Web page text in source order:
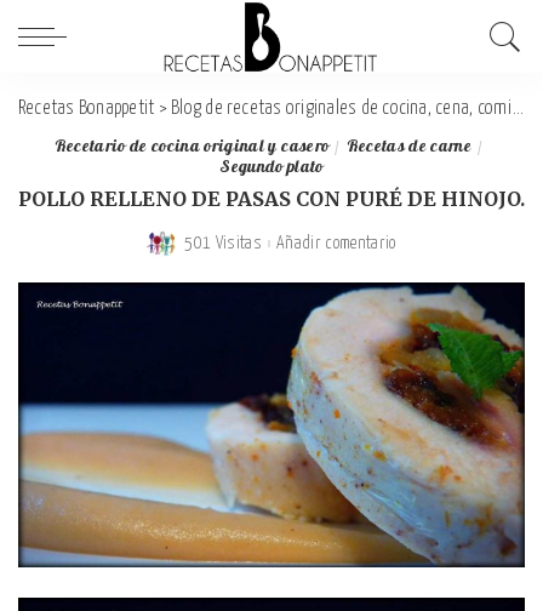
Recetas Bonappetit > Blog de recetas originales de cocina, cena, comida y desayuno
Recetario de cocina original y casero Recetas de carne
Segundo plato
POLLO RELLENO DE PASAS CON PURÉ DE HINOJO.
501 Visitas Añadir comentario